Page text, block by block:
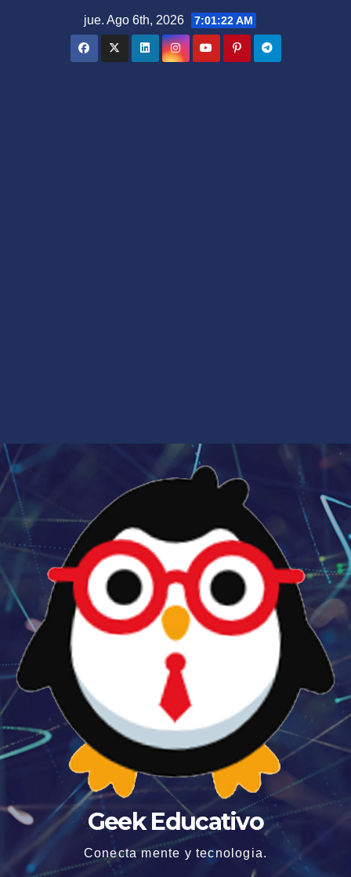
jue. Ago 6th, 2026 7:01:22 AM
Geek Educativo
Conecta mente y tecnologia.